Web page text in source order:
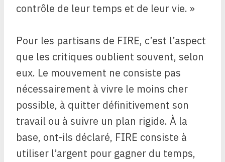
contrôle de leur temps et de leur vie. »
Pour les partisans de FIRE, c’est l’aspect
que les critiques oublient souvent, selon
eux. Le mouvement ne consiste pas
nécessairement à vivre le moins cher
possible, à quitter définitivement son
travail ou à suivre un plan rigide. À la
base, ont-ils déclaré, FIRE consiste à
utiliser l’argent pour gagner du temps,